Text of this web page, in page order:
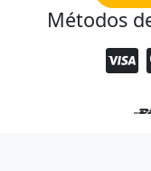
Métodos